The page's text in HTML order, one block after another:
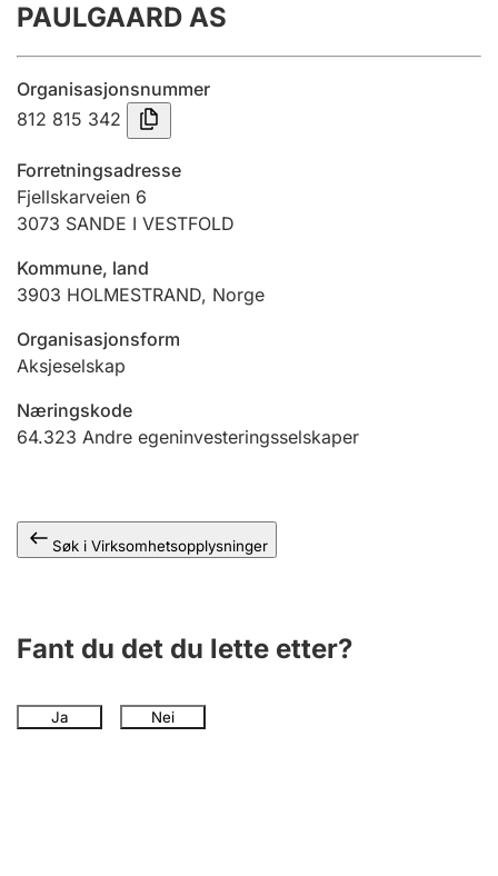
Årsregnskap
Innsending og forsinkelsesgebyr
Tinglysing
Jeger
Ektepaktveileder
Offentlig sektor
PAULGAARD AS
Organisasjonsnummer
812 815 342
Forretningsadresse
Fjellskarveien 6
3073 SANDE I VESTFOLD
Kommune, land
3903 HOLMESTRAND, Norge
Organisasjonsform
Aksjeselskap
Næringskode
64.323 Andre egeninvesteringsselskaper
Søk i Virksomhetsopplysninger
Fant du det du lette etter?
Ja Nei